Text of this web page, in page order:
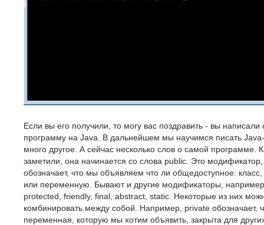
Если вы его получили, то могу вас поздравить - вы
программу на Java. В дальнейшем мы научимся писать
много другое. А сейчас несколько слов о самой программе.
заметили, она начинается со слова public. Это
обозначает, что мы объявляем что ли общедоступное:
или переменную. Бывают и другие модификаторы,
protected, friendly, final, abstract, static. Некоторые из них
комбинировать между собой. Например, private обозначает,
переменная, которую мы хотим объявить, закрыта для